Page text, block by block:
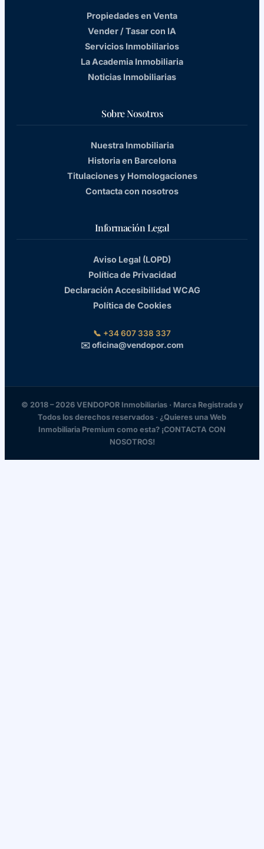
Propiedades en Venta
Vender / Tasar con IA
Servicios Inmobiliarios
La Academia Inmobiliaria
Noticias Inmobiliarias
Sobre Nosotros
Nuestra Inmobiliaria
Historia en Barcelona
Titulaciones y Homologaciones
Contacta con nosotros
Información Legal
Aviso Legal (LOPD)
Política de Privacidad
Declaración Accesibilidad WCAG
Política de Cookies
📞 +34 607 338 337
✉️ oficina@vendopor.com
© 2018 – 2026 VENDOPOR Inmobiliarias · Marca Registrada y
Todos los derechos reservados · ¿Quieres una Web
Inmobiliaria Premium como esta? ¡CONTACTA CON
NOSOTROS!